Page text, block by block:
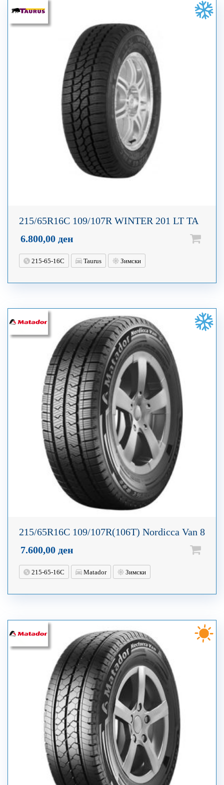
215/65R16C 109/107R WINTER 201 LT TA
6.800,00 ден
215-65-16C Taurus Зимски
215/65R16C 109/107R(106T) Nordicca Van 8
7.600,00 ден
215-65-16C Matador Зимски